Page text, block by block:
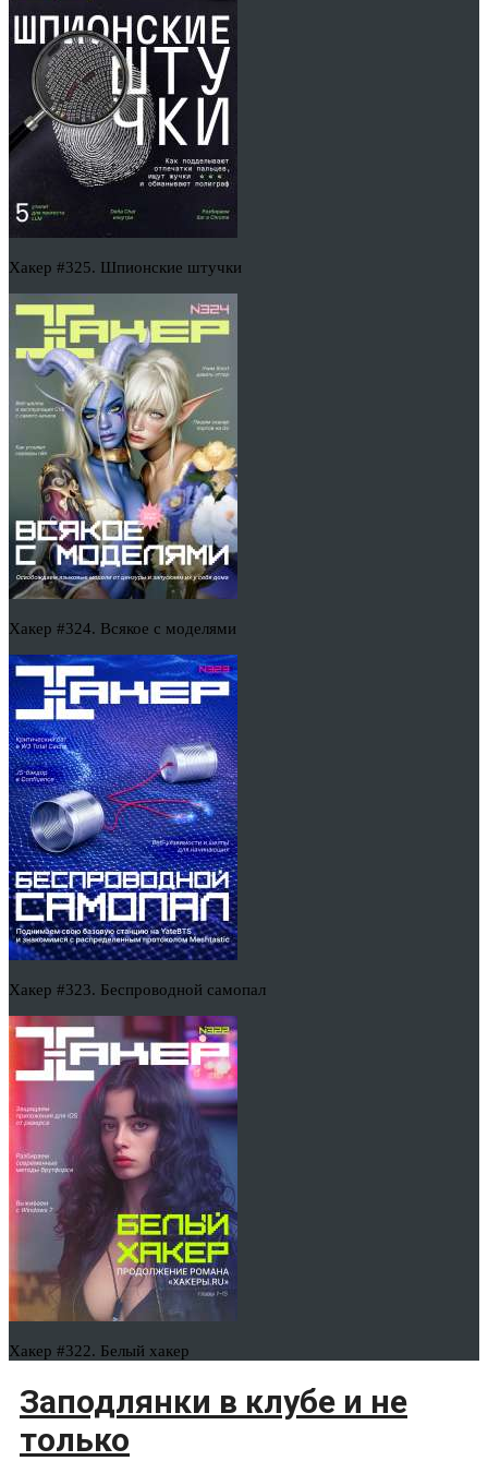
Хакер #325. Шпионские штучки
Хакер #324. Всякое с моделями
Хакер #323. Беспроводной самопал
Хакер #322. Белый хакер
Заподлянки в клубе и не
только